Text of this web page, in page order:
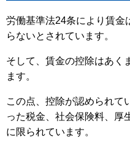
労働基準法24条により賃金
らないとされています。
そして、賃金の控除はあく
ます。
この点、控除が認められて
った税金、社会保険料、厚
に限られています。